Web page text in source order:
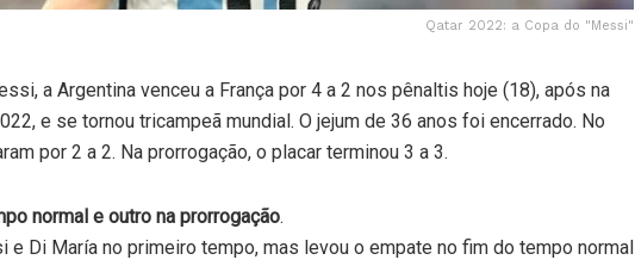
Qatar 2022: a Copa do "Messi"
a Argentina venceu a França por 4 a 2 nos pênaltis hoje (18), após na
e se tornou tricampeã mundial. O jejum de 36 anos foi encerrado. No
por 2 a 2. Na prorrogação, o placar terminou 3 a 3.
normal e outro na prorrogação.
e Di María no primeiro tempo, mas levou o empate no fim do tempo normal